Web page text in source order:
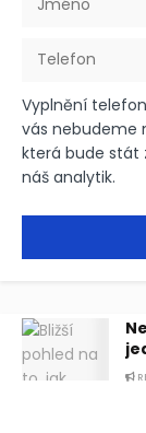
Vyplnění
vás nebudeme
která bude stát
náš analytik.